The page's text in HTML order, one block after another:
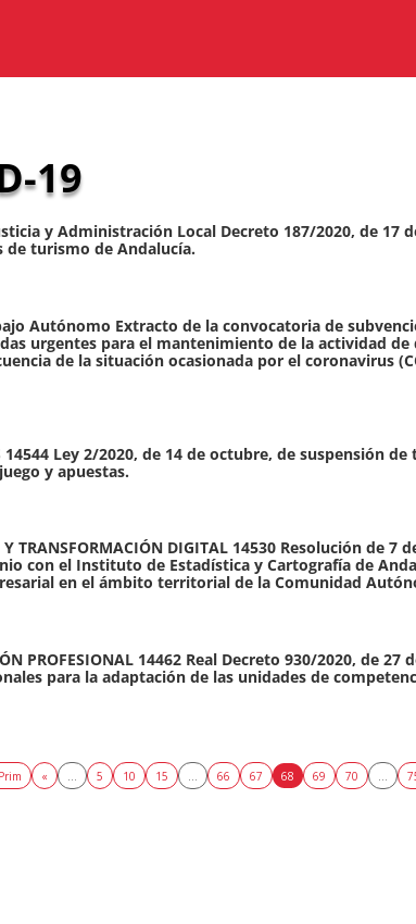
19
y Administración Local Decreto 187/2020, de
de turismo de Andalucía.
Autónomo Extracto de la convocatoria de
urgentes para el mantenimiento de la actividad
de la situación ocasionada por el coronavirus
14544 Ley 2/2020, de 14 de octubre, de suspensión
y apuestas.
Y TRANSFORMACIÓN DIGITAL 14530 Resolución
con el Instituto de Estadística y Cartografía de
en el ámbito territorial de la Comunidad
PROFESIONAL 14462 Real Decreto 930/2020, de
para la adaptación de las unidades de
« 5 10 15 66 67 68 69 70